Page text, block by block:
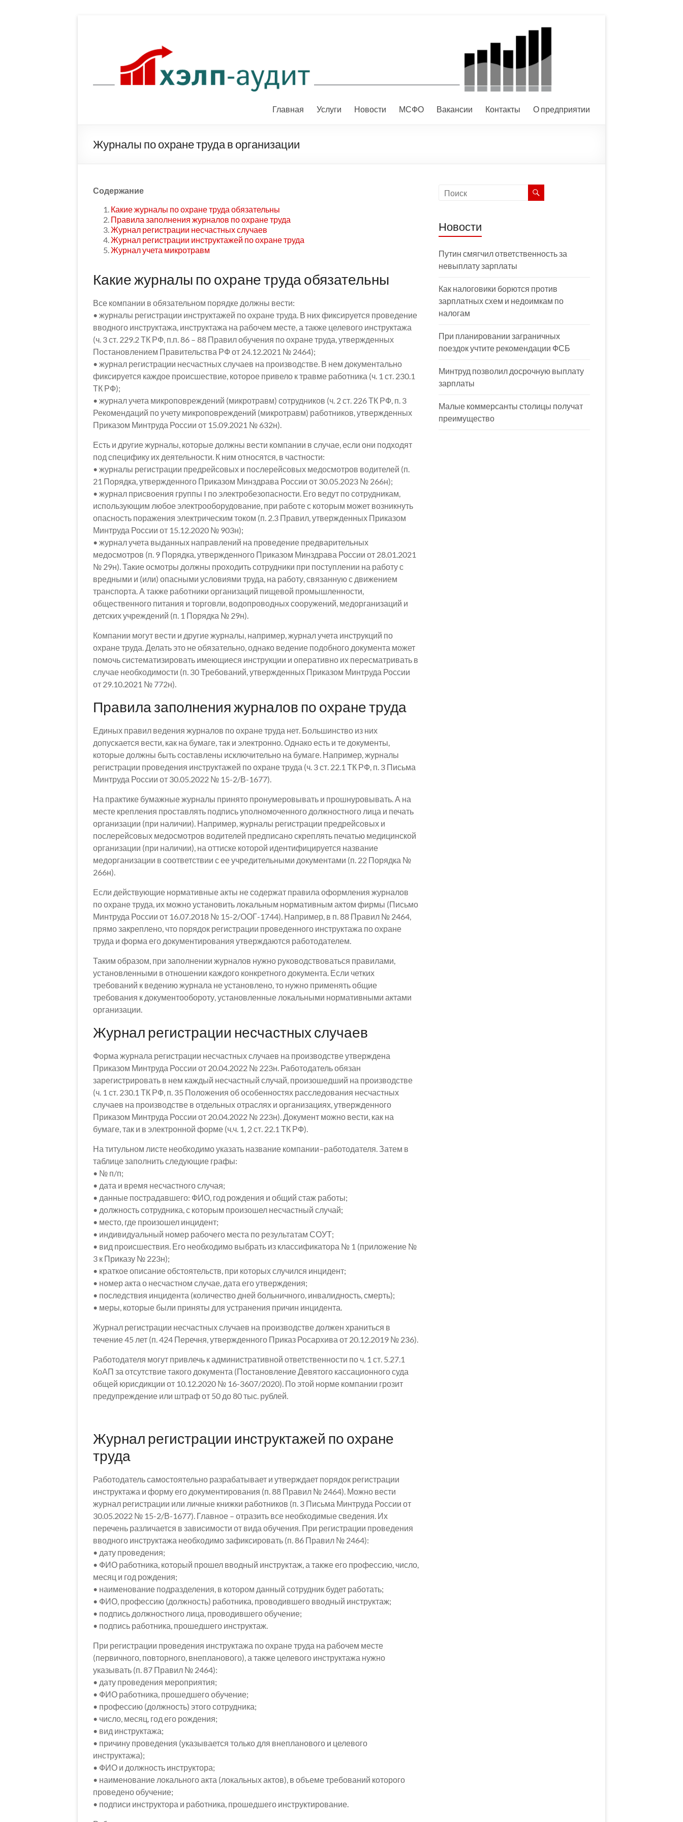
Главная Услуги Новости МСФО Вакансии Контакты О предприятии
Журналы по охране труда в организации
Содержание
Какие журналы по охране труда обязательны
Правила заполнения журналов по охране труда
Журнал регистрации несчастных случаев
Журнал регистрации инструктажей по охране труда
Журнал учета микротравм
Какие журналы по охране труда обязательны
Все компании в обязательном порядке должны вести:
• журналы регистрации инструктажей по охране труда. В них фиксируется проведение
вводного инструктажа, инструктажа на рабочем месте, а также целевого инструктажа
(ч. 3 ст. 229.2 ТК РФ, п.п. 86 – 88 Правил обучения по охране труда, утвержденных
Постановлением Правительства РФ от 24.12.2021 № 2464);
• журнал регистрации несчастных случаев на производстве. В нем документально
фиксируется каждое происшествие, которое привело к травме работника (ч. 1 ст. 230.1
ТК РФ);
• журнал учета микроповреждений (микротравм) сотрудников (ч. 2 ст. 226 ТК РФ, п. 3
Рекомендаций по учету микроповреждений (микротравм) работников, утвержденных
Приказом Минтруда России от 15.09.2021 № 632н).
Есть и другие журналы, которые должны вести компании в случае, если они подходят
под специфику их деятельности. К ним относятся, в частности:
• журналы регистрации предрейсовых и послерейсовых медосмотров водителей (п.
21 Порядка, утвержденного Приказом Минздрава России от 30.05.2023 № 266н);
• журнал присвоения группы I по электробезопасности. Его ведут по сотрудникам,
использующим любое электрооборудование, при работе с которым может возникнуть
опасность поражения электрическим током (п. 2.3 Правил, утвержденных Приказом
Минтруда России от 15.12.2020 № 903н);
• журнал учета выданных направлений на проведение предварительных
медосмотров (п. 9 Порядка, утвержденного Приказом Минздрава России от 28.01.2021
№ 29н). Такие осмотры должны проходить сотрудники при поступлении на работу с
вредными и (или) опасными условиями труда, на работу, связанную с движением
транспорта. А также работники организаций пищевой промышленности,
общественного питания и торговли, водопроводных сооружений, медорганизаций и
детских учреждений (п. 1 Порядка № 29н).
Компании могут вести и другие журналы, например, журнал учета инструкций по
охране труда. Делать это не обязательно, однако ведение подобного документа может
помочь систематизировать имеющиеся инструкции и оперативно их пересматривать в
случае необходимости (п. 30 Требований, утвержденных Приказом Минтруда России
от 29.10.2021 № 772н).
Правила заполнения журналов по охране труда
Единых правил ведения журналов по охране труда нет. Большинство из них
допускается вести, как на бумаге, так и электронно. Однако есть и те документы,
которые должны быть составлены исключительно на бумаге. Например, журналы
регистрации проведения инструктажей по охране труда (ч. 3 ст. 22.1 ТК РФ, п. 3 Письма
Минтруда России от 30.05.2022 № 15-2/В-1677).
На практике бумажные журналы принято пронумеровывать и прошнуровывать. А на
месте крепления проставлять подпись уполномоченного должностного лица и печать
организации (при наличии). Например, журналы регистрации предрейсовых и
послерейсовых медосмотров водителей предписано скреплять печатью медицинской
организации (при наличии), на оттиске которой идентифицируется название
медорганизации в соответствии с ее учредительными документами (п. 22 Порядка №
266н).
Если действующие нормативные акты не содержат правила оформления журналов
по охране труда, их можно установить локальным нормативным актом фирмы (Письмо
Минтруда России от 16.07.2018 № 15-2/ООГ-1744). Например, в п. 88 Правил № 2464,
прямо закреплено, что порядок регистрации проведенного инструктажа по охране
труда и форма его документирования утверждаются работодателем.
Таким образом, при заполнении журналов нужно руководствоваться правилами,
установленными в отношении каждого конкретного документа. Если четких
требований к ведению журнала не установлено, то нужно применять общие
требования к документообороту, установленные локальными нормативными актами
организации.
Журнал регистрации несчастных случаев
Форма журнала регистрации несчастных случаев на производстве утверждена
Приказом Минтруда России от 20.04.2022 № 223н. Работодатель обязан
зарегистрировать в нем каждый несчастный случай, произошедший на производстве
(ч. 1 ст. 230.1 ТК РФ, п. 35 Положения об особенностях расследования несчастных
случаев на производстве в отдельных отраслях и организациях, утвержденного
Приказом Минтруда России от 20.04.2022 № 223н). Документ можно вести, как на
бумаге, так и в электронной форме (ч.ч. 1, 2 ст. 22.1 ТК РФ).
На титульном листе необходимо указать название компании–работодателя. Затем в
таблице заполнить следующие графы:
• № п/п;
• дата и время несчастного случая;
• данные пострадавшего: ФИО, год рождения и общий стаж работы;
• должность сотрудника, с которым произошел несчастный случай;
• место, где произошел инцидент;
• индивидуальный номер рабочего места по результатам СОУТ;
• вид происшествия. Его необходимо выбрать из классификатора № 1 (приложение №
3 к Приказу № 223н);
• краткое описание обстоятельств, при которых случился инцидент;
• номер акта о несчастном случае, дата его утверждения;
• последствия инцидента (количество дней больничного, инвалидность, смерть);
• меры, которые были приняты для устранения причин инцидента.
Журнал регистрации несчастных случаев на производстве должен храниться в
течение 45 лет (п. 424 Перечня, утвержденного Приказ Росархива от 20.12.2019 № 236).
Работодателя могут привлечь к административной ответственности по ч. 1 ст. 5.27.1
КоАП за отсутствие такого документа (Постановление Девятого кассационного суда
общей юрисдикции от 10.12.2020 № 16-3607/2020). По этой норме компании грозит
предупреждение или штраф от 50 до 80 тыс. рублей.
Журнал регистрации инструктажей по охране
труда
Работодатель самостоятельно разрабатывает и утверждает порядок регистрации
инструктажа и форму его документирования (п. 88 Правил № 2464). Можно вести
журнал регистрации или личные книжки работников (п. 3 Письма Минтруда России от
30.05.2022 № 15-2/В-1677). Главное – отразить все необходимые сведения. Их
перечень различается в зависимости от вида обучения. При регистрации проведения
вводного инструктажа необходимо зафиксировать (п. 86 Правил № 2464):
• дату проведения;
• ФИО работника, который прошел вводный инструктаж, а также его профессию, число,
месяц и год рождения;
• наименование подразделения, в котором данный сотрудник будет работать;
• ФИО, профессию (должность) работника, проводившего вводный инструктаж;
• подпись должностного лица, проводившего обучение;
• подпись работника, прошедшего инструктаж.
При регистрации проведения инструктажа по охране труда на рабочем месте
(первичного, повторного, внепланового), а также целевого инструктажа нужно
указывать (п. 87 Правил № 2464):
• дату проведения мероприятия;
• ФИО работника, прошедшего обучение;
• профессию (должность) этого сотрудника;
• число, месяц, год его рождения;
• вид инструктажа;
• причину проведения (указывается только для внепланового и целевого
инструктажа);
• ФИО и должность инструктора;
• наименование локального акта (локальных актов), в объеме требований которого
проведено обучение;
• подписи инструктора и работника, прошедшего инструктирование.
Новости
Путин смягчил ответственность за
невыплату зарплаты
Как налоговики борются против
зарплатных схем и недоимкам по
налогам
При планировании заграничных
поездок учтите рекомендации ФСБ
Минтруд позволил досрочную выплату
зарплаты
Малые коммерсанты столицы получат
преимущество